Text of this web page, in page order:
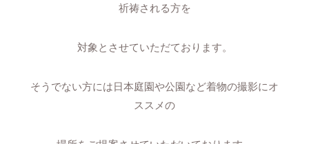
祈祷される方を
対象とさせていただております。
そうでない方には日本庭園や公園など着物の撮影にオ
ススメの